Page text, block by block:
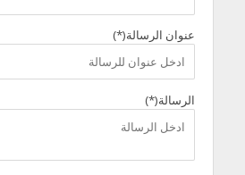
عنوان الرسالة(*)
الرسالة(*)